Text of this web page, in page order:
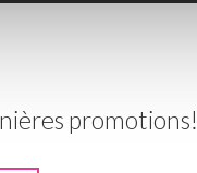
promotions!